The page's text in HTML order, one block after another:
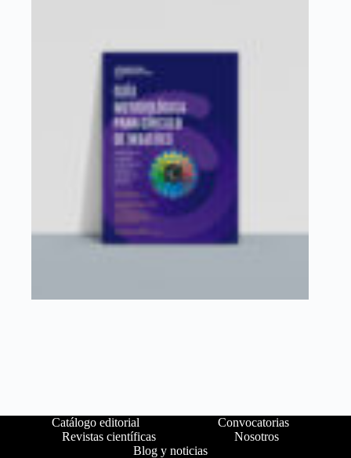
Catálogo editorial
Convocatorias
Revistas científicas
Nosotros
Blog y noticias